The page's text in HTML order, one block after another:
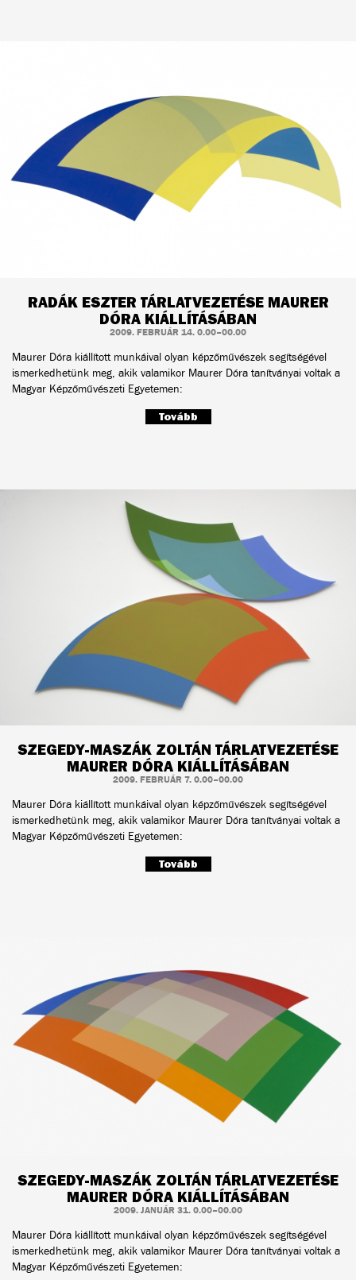
RADÁK ESZTER TÁRLATVEZETÉSE MAURER
DÓRA KIÁLLÍTÁSÁBAN
2009. FEBRUÁR 14. 0.00–00.00
Maurer Dóra kiállított munkáival olyan képzőművészek segítségével
ismerkedhetünk meg, akik valamikor Maurer Dóra tanítványai voltak a
Magyar Képzőművészeti Egyetemen:
Tovább
SZEGEDY-MASZÁK ZOLTÁN TÁRLATVEZETÉSE
MAURER DÓRA KIÁLLÍTÁSÁBAN
2009. FEBRUÁR 7. 0.00–00.00
Maurer Dóra kiállított munkáival olyan képzőművészek segítségével
ismerkedhetünk meg, akik valamikor Maurer Dóra tanítványai voltak a
Magyar Képzőművészeti Egyetemen:
Tovább
SZEGEDY-MASZÁK ZOLTÁN TÁRLATVEZETÉSE
MAURER DÓRA KIÁLLÍTÁSÁBAN
2009. JANUÁR 31. 0.00–00.00
Maurer Dóra kiállított munkáival olyan képzőművészek segítségével
ismerkedhetünk meg, akik valamikor Maurer Dóra tanítványai voltak a
Magyar Képzőművészeti Egyetemen: